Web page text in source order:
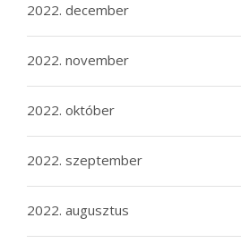
2022. december
2022. november
2022. október
2022. szeptember
2022. augusztus